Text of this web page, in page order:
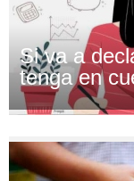
Si va a
tenga en